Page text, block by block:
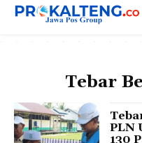
Tebar
PLN
130